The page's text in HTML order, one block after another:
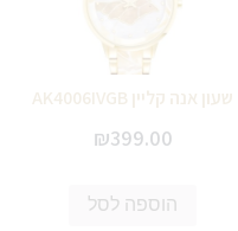
שעון אנה קליין AK4006IVGB
₪399.00
הוספה לסל